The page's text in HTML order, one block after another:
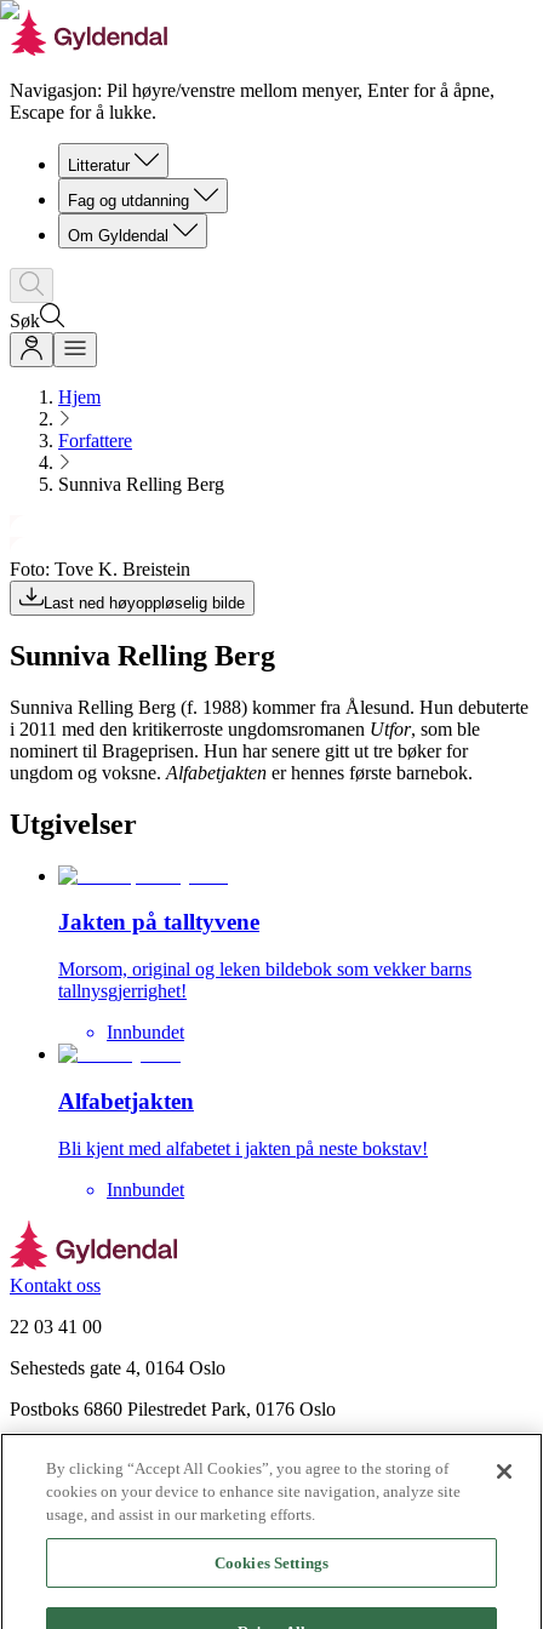
Navigasjon: Pil høyre/venstre mellom menyer, Enter for å åpne,
Escape for å lukke.
Litteratur
Fag og utdanning
Om Gyldendal
Søk
Hjem
Forfattere
Sunniva Relling Berg
Foto: Tove K. Breistein
Last ned høyoppløselig bilde
Sunniva Relling Berg
Sunniva Relling Berg (f. 1988) kommer fra Ålesund. Hun debuterte
i 2011 med den kritikerroste ungdomsromanen Utfor, som ble
nominert til Brageprisen. Hun har senere gitt ut tre bøker for
ungdom og voksne. Alfabetjakten er hennes første barnebok.
Utgivelser
Jakten på talltyvene
Morsom, original og leken bildebok som vekker barns
tallnysgjerrighet!
Innbundet
Alfabetjakten
Bli kjent med alfabetet i jakten på neste bokstav!
Innbundet
Kontakt oss
22 03 41 00
Sehesteds gate 4, 0164 Oslo
Postboks 6860 Pilestredet Park, 0176 Oslo
Nyhetsbrev
Ledige stillinger
Send inn manus
By clicking “Accept All Cookies”, you agree to the storing of
cookies on your device to enhance site navigation, analyze site
usage, and assist in our marketing efforts.
Cookies Settings